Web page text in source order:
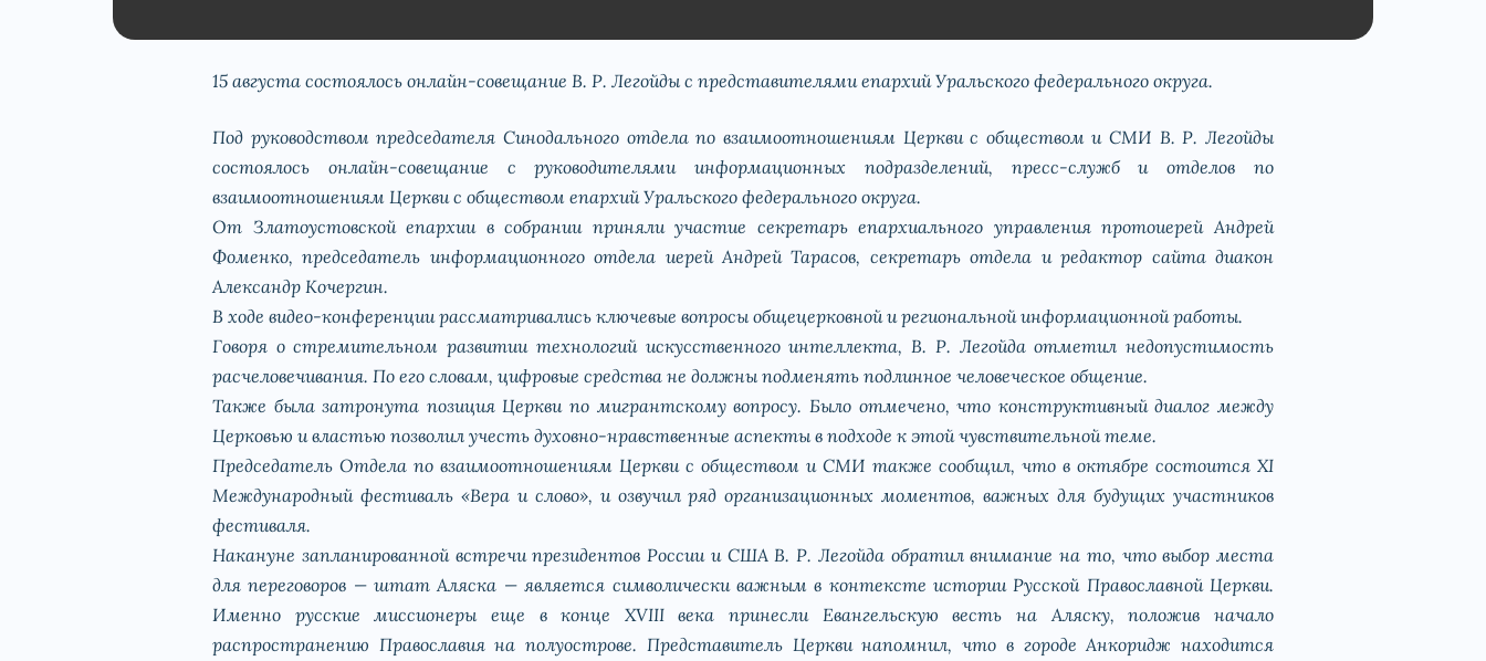
15 августа состоялось онлайн-совещание В. Р. Легойды с представителями епархий Уральского федерального округа.
Под руководством председателя Синодального отдела по взаимоотношениям Церкви с обществом и СМИ В. Р. Легойды
состоялось онлайн-совещание с руководителями информационных подразделений, пресс-служб и отделов по
взаимоотношениям Церкви с обществом епархий Уральского федерального округа.
От Златоустовской епархии в собрании приняли участие секретарь епархиального управления протоиерей Андрей
Фоменко, председатель информационного отдела иерей Андрей Тарасов, секретарь отдела и редактор сайта диакон
Александр Кочергин.
В ходе видео-конференции рассматривались ключевые вопросы общецерковной и региональной информационной работы.
Говоря о стремительном развитии технологий искусственного интеллекта, В. Р. Легойда отметил недопустимость
расчеловечивания. По его словам, цифровые средства не должны подменять подлинное человеческое общение.
Также была затронута позиция Церкви по мигрантскому вопросу. Было отмечено, что конструктивный диалог между
Церковью и властью позволил учесть духовно-нравственные аспекты в подходе к этой чувствительной теме.
Председатель Отдела по взаимоотношениям Церкви с обществом и СМИ также сообщил, что в октябре состоится XI
Международный фестиваль «Вера и слово», и озвучил ряд организационных моментов, важных для будущих участников
фестиваля.
Накануне запланированной встречи президентов России и США В. Р. Легойда обратил внимание на то, что выбор места
для переговоров — штат Аляска — является символически важным в контексте истории Русской Православной Церкви.
Именно русские миссионеры еще в конце XVIII века принесли Евангельскую весть на Аляску, положив начало
распространению Православия на полуострове. Представитель Церкви напомнил, что в городе Анкоридж находится